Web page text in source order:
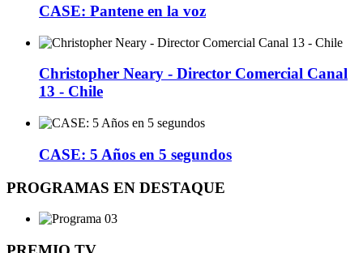
CASE: Pantene en la voz
Christopher Neary - Director Comercial Canal
13 - Chile
CASE: 5 Años en 5 segundos
PROGRAMAS EN DESTAQUE